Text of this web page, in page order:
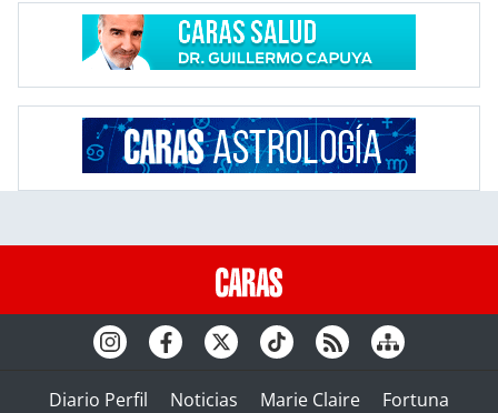
Diario Perfil Noticias Marie Claire Fortuna